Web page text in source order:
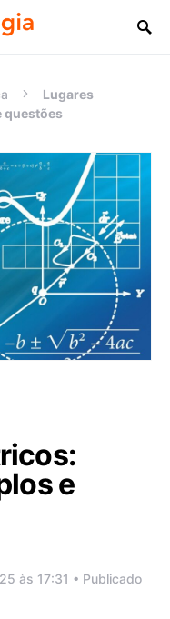
Lugares
questões
e
às 17:31 • Publicado